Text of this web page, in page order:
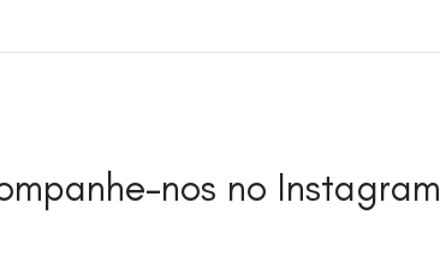
nos no Instagram